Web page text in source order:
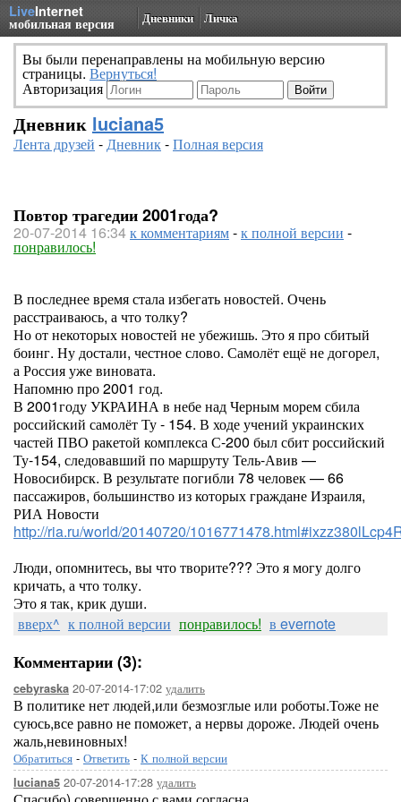
LiveInternet
мобильная версия Дневники Личка
Вы были перенаправлены на мобильную версию
страницы. Вернуться!
Авторизация
Дневник luciana5
Лента друзей -Дневник-Полная версия
Повтор трагедии 2001года?
20-07-2014 16:34к комментариям-к полной версии -
понравилось!
В последнее время стала избегать новостей. Очень
расстраиваюсь, а что толку?
Но от некоторых новостей не убежишь. Это я про сбитый
боинг. Ну достали, честное слово. Самолёт ещё не догорел,
а Россия уже виновата.
Напомню про 2001 год.
В 2001году УКРАИНА в небе над Черным морем сбила
российский самолёт Ту - 154. В ходе учений украинских
частей ПВО ракетой комплекса С-200 был сбит российский
Ту-154, следовавший по маршруту Тель-Авив —
Новосибирск. В результате погибли 78 человек — 66
пассажиров, большинство из которых граждане Израиля,
РИА Новости
http://ria.ru/world/20140720/
Люди, опомнитесь, вы что творите??? Это я могу долго
кричать, а что толку.
Это я так, крик души.
вверх^ к полной версии понравилось! в evernote
Комментарии (3):
cebyraska 20-07-2014-17:02 удалить
В политике нет людей,или безмозглые или роботы.Тоже не
суюсь,все равно не поможет, а нервы дороже. Людей очень
жаль,невиновных!
Обратиться - Ответить - К полной версии
luciana5 20-07-2014-17:28 удалить